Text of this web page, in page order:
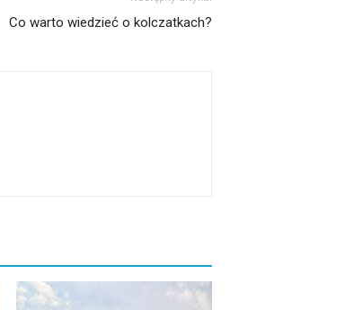
Co warto wiedzieć o kolczatkach?